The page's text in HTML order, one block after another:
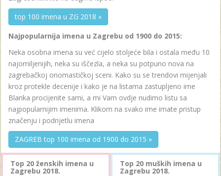
top 100 imena u ZG 2018 »
Najpopularnija imena u Zagrebu od 1900 do 2015:
Neka osobna imena su već cijelo stoljeće bila i ostala među 10
najomiljenijih, neka su iščezla, a neka su potpuno nova na
zagrebačkoj onomastičkoj sceni. Kako su se trendovi mijenjali
kroz protekle decenije i kako je na listama zastupljeno ime
Blanka procijenite sami, a mi Vam ovdje nudimo listu sa
najpopularnijim imenima. Klikom na svako ime imate pristup
značenju i podrijetlu imena
ZAGREB top 100 imena od 1900 do 2015 »
Top 20 ženskih imena u
Zagrebu 2018.
Top 20 muških imena u
Zagrebu 2018.